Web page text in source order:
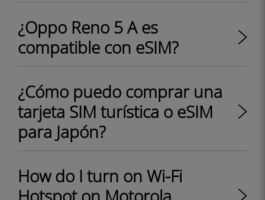
¿Oppo Reno 5 A es
compatible con eSIM?
¿Cómo puedo comprar una
tarjeta SIM turística o eSIM
para Japón?
How do I turn on Wi-Fi